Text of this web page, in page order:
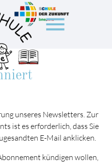
menu
unseres Newsletters. Zur
ist es erforderlich, dass Sie
E-Mail anklicken.
kündigen wollen,